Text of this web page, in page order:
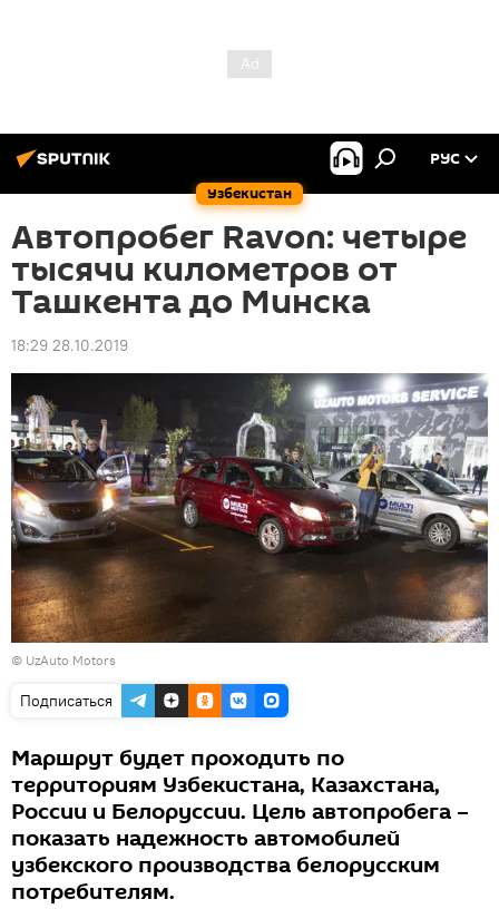
Узбекистан
РУС
Автопробег Ravon: четыре
тысячи километров от
Ташкента до Минска
18:29 28.10.2019
© UzAuto Motors
Подписаться
Маршрут будет проходить по
территориям Узбекистана, Казахстана,
России и Белоруссии. Цель автопробега –
показать надежность автомобилей
узбекского производства белорусским
потребителям.